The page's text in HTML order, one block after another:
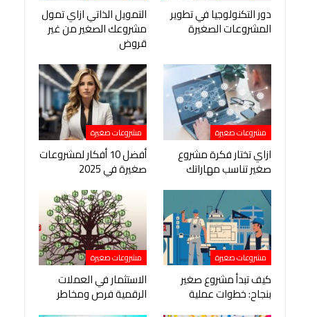
دور التكنولوجيا في تطوير
المشروعات الصغيرة
التمويل الذاتي ازاي تمول
مشروعك الصغير من غير
قروض
مشروعات صغيرة
ازاي تختار فكرة مشروع
صغير تناسب مهاراتك
مشروعات صغيرة
أفضل 10 أفكار لمشروعات
صغيرة في 2025
مشروعات صغيرة
كيف تبدأ مشروع صغير
بنجاح: خطوات عملية
مشروعات صغيرة
الاستثمار في العملات
الرقمية فرص ومخاطر